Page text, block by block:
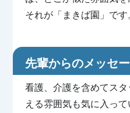
それが「まきば園」です
先輩からのメッセ
看護、介護を含めてス
える雰囲気も気に入っ